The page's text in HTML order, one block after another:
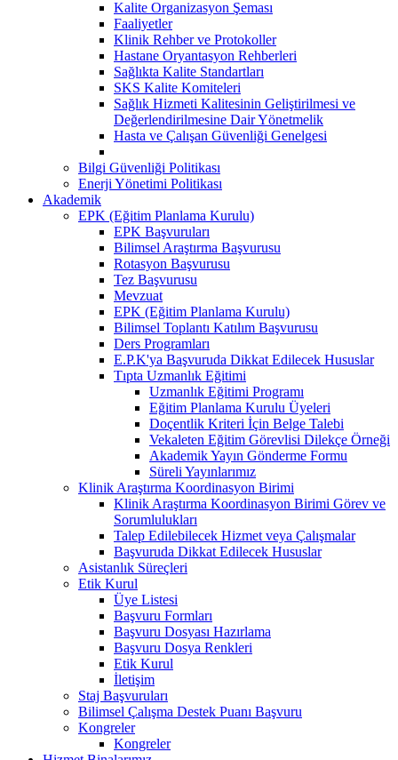
Kalite Organizasyon Şeması
Faaliyetler
Klinik Rehber ve Protokoller
Hastane Oryantasyon Rehberleri
Sağlıkta Kalite Standartları
SKS Kalite Komiteleri
Sağlık Hizmeti Kalitesinin Geliştirilmesi ve
Değerlendirilmesine Dair Yönetmelik
Hasta ve Çalışan Güvenliği Genelgesi
Bilgi Güvenliği Politikası
Enerji Yönetimi Politikası
Akademik
EPK (Eğitim Planlama Kurulu)
EPK Başvuruları
Bilimsel Araştırma Başvurusu
Rotasyon Başvurusu
Tez Başvurusu
Mevzuat
EPK (Eğitim Planlama Kurulu)
Bilimsel Toplantı Katılım Başvurusu
Ders Programları
E.P.K'ya Başvuruda Dikkat Edilecek Hususlar
Tıpta Uzmanlık Eğitimi
Uzmanlık Eğitimi Programı
Eğitim Planlama Kurulu Üyeleri
Doçentlik Kriteri İçin Belge Talebi
Vekaleten Eğitim Görevlisi Dilekçe Örneği
Akademik Yayın Gönderme Formu
Süreli Yayınlarımız
Klinik Araştırma Koordinasyon Birimi
Klinik Araştırma Koordinasyon Birimi Görev ve
Sorumlulukları
Talep Edilebilecek Hizmet veya Çalışmalar
Başvuruda Dikkat Edilecek Hususlar
Asistanlık Süreçleri
Etik Kurul
Üye Listesi
Başvuru Formları
Başvuru Dosyası Hazırlama
Başvuru Dosya Renkleri
Etik Kurul
İletişim
Staj Başvuruları
Bilimsel Çalışma Destek Puanı Başvuru
Kongreler
Kongreler